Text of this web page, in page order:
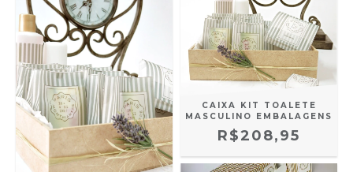
CAIXA KIT TOALETE
MASCULINO EMBALAGENS
R$208,95